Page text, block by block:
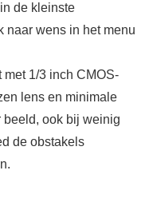
de kleinste
naar wens in het menu
met 1/3 inch CMOS-
lens en minimale
ook bij weinig
de obstakels